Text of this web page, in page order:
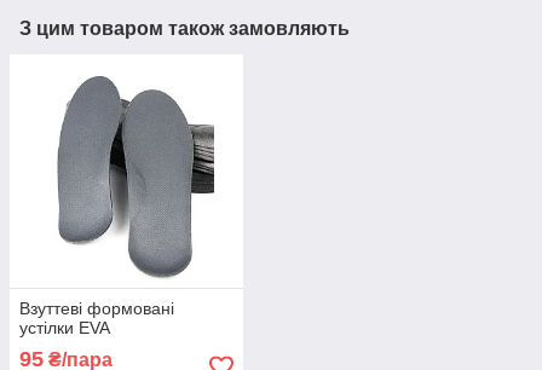
З цим товаром також замовляють
Взуттеві формовані
устілки EVA
95 ₴/пара